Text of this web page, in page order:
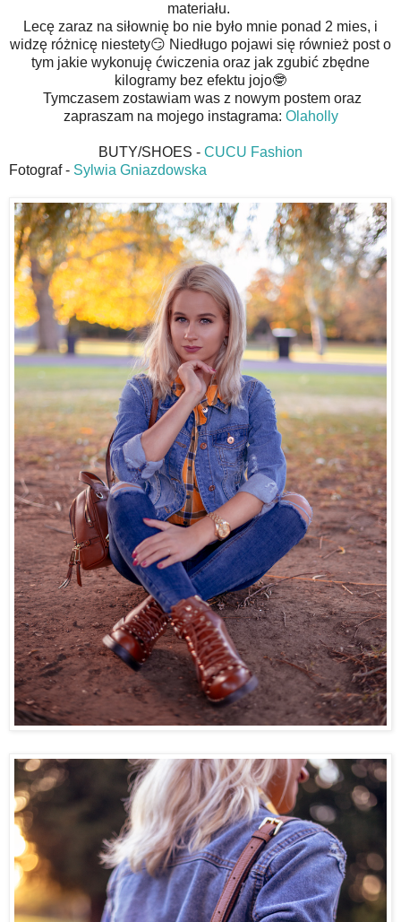
materiału.
Lecę zaraz na siłownię bo nie było mnie ponad 2 mies, i
widzę różnicę niestety😏 Niedługo pojawi się również post o
tym jakie wykonuję ćwiczenia oraz jak zgubić zbędne
kilogramy bez efektu jojo🤓
Tymczasem zostawiam was z nowym postem oraz
zapraszam na mojego instagrama: Olaholly
BUTY/SHOES - CUCU Fashion
Fotograf - Sylwia Gniazdowska